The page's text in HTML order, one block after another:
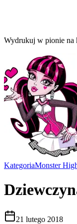
Wydrukuj w pionie
KategoriaMonster
21 lutego 2018